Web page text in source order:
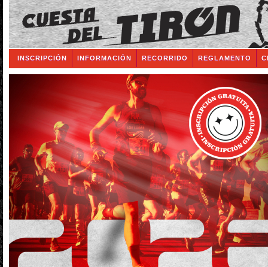
INSCRIPCIÓN INFORMACIÓN RECORRIDO REGLAMENTO